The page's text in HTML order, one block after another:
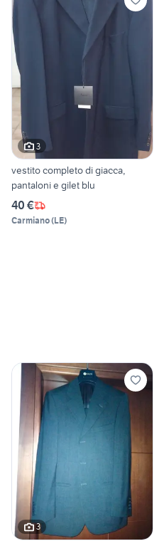
3
vestito completo di giacca,
pantaloni e gilet blu
40 €
Carmiano(LE)
3